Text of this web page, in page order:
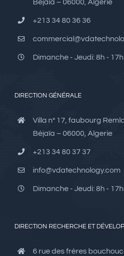
Béjaïa – 06000, Algerie
+213 34 80 36 36
Dimanche - Jeudi: 8h - 17h
DIRECTION GÉNÉRALE
Villa n° 17, faubourg
Béjaïa – 06000, Algerie
+213 34 80 37 37
info@vdatechnology.com
Dimanche - Jeudi: 8h - 17h
DIRECTION RECHERCHE ET
6 rue des frères